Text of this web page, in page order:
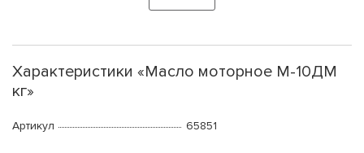
Характеристики «Масло моторное М-10ДМ
кг»
Артикул 65851